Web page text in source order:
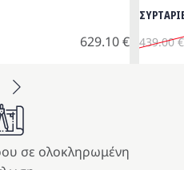
629.10€
439.00€
Η
Next
σε ολοκληρωμένη